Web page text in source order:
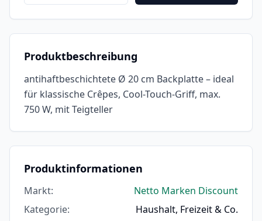
Produktbeschreibung
antihaftbeschichtete Ø 20 cm Backplatte – ideal
für klassische Crêpes, Cool-Touch-Griff, max.
750 W, mit Teigteller
Produktinformationen
Markt:
Netto Marken Discount
Kategorie: Haushalt, Freizeit & Co.